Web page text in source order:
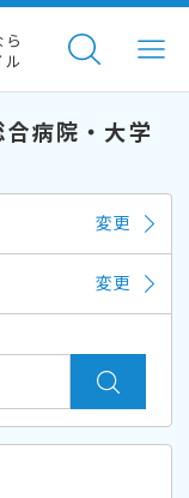
病院・大学
変更
変更